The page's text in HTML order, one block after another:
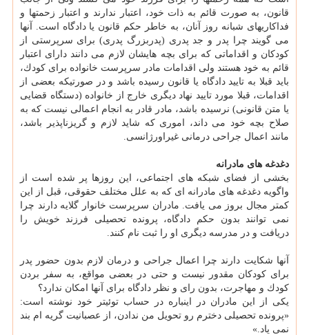
قانون، به صورت قائم به ذات خود، اعتبار ندارند و اعتبار زحمتها و
فداكاریهای شبانه روز آنان، به خاطر حكم قانون یا دادگاه است. آنها
می گویند چرا پدر و جد پدری (پدربزرگ پدری) برای سرپرستی از
كودكان و اقداماتی كه برای بچه هایشان لازم می دانند دارای اعتبار
قائم به خود هستند ولی اقدامات مادر سرپرست خانواده برای كودك،
باید قبلا به تایید دادگاه یا قانون رسیده باشد و در صورتیكه بعضی از
اقدامات، قبلا مورد تایید نهاد دیگری خارج از خانواده (دستگاه قضایی
یا متن قانونی) نرسیده باشد، مادر قادر به انجام اعمالی نیست كه به
صلاح بچه خود می داند، اموری كه شاید لازم و گریزناپذیر باشد،
مانند اعمال جراحی درمانی غیراورژانسی.
دغدغه های مادرانه
بخشی از فضای شبكه های اجتماعی، این روزها پر شده است از
واگویه دغدغه های مادرانه ای كه به علل مختلف حقوقی، قبل از این
كمتر مجال بروز می یافت. مادران سرپرست خانوار گلایه دارند چرا
نمی توانند بدون حكم دادگاه، پرونده تحصیلی فرزند خویش را
دریافت و در مدرسه دیگری او را ثبت نام كنند.
آنها شكایت دارند چرا اعمال جراحی و درمان لازم بدون حضور پدر
برای كودكان مقدور نیست و حتی در بعضی مواقع، به سفر بردن
كودك و مهاجرت، بدون رای و نظر دادگاه برای آنها امكان ندارد؟
یكی از این مادران در اینباره در حساب توئیتر خود نوشته است:
«پرونده تحصیلی دخترم رو تحویل من ندادن، از عصبانیت گریه ام بند
نمی یاد.»